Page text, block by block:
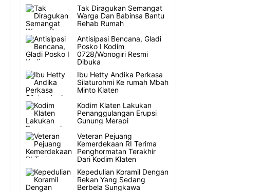
Tak Diragukan Semangat
Warga Dan Babinsa Bantu
Rehab Rumah
Antisipasi Bencana, Gladi
Posko I Kodim
0728/Wonogiri Resmi
Dibuka
Ibu Hetty Andika Perkasa
Silaturohmi Ke rumah Mbah
Minto Klaten
Kodim Klaten Lakukan
Penanggulangan Erupsi
Gunung Merapi
Veteran Pejuang
Kemerdekaan RI Terima
Penghormatan Terakhir
Dari Kodim Klaten
Kepedulian Koramil Dengan
Rekan Yang Sedang
Berbela Sungkawa